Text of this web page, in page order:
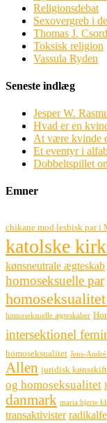
Religionsdebat
Sexovergreb i
Thomas J.
Toksisk religion
Vassula Ryden
Seneste indlæg
Jesper W.
Hvad er en
At være kvinde
Et eventyr i
Dobbeltspillet
Emner
chikane mod lesbisk par i
katolske
kønsneutrale ægteskab
homoseksuelle par
homoseksuelle ægteskaber
intersektionel
homoseksualitet Jens-
Allen juridisk
og homoseksualitet
danmark maria hjerte
transaktivister